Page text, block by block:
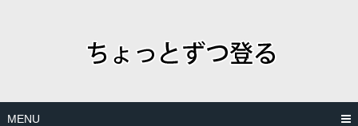
MENU